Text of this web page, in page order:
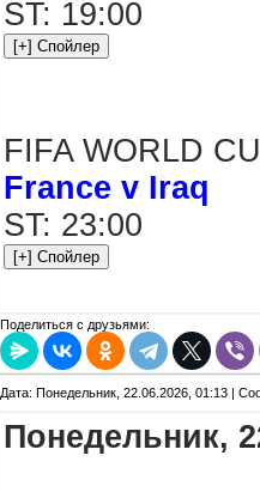
ST: 19:00
FIFA WORLD
France v Iraq
ST: 23:00
Поделиться с друзьями:
Дата: Понедельник, 22.06.2026, 01:13 |
Понедельник,